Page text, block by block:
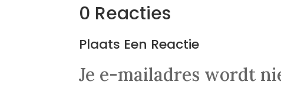
0 Reacties
Plaats Een Reactie
Je e-mailadres wordt